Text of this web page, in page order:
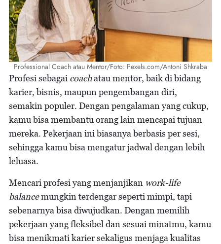
Professional Coach atau Mentor/Foto: Pexels.com/Antoni Shkraba
Profesi sebagai coachatau mentor, baik di bidang
karier, bisnis, maupun pengembangan diri,
semakin populer. Dengan pengalaman yang cukup,
kamu bisa membantu orang lain mencapai tujuan
mereka. Pekerjaan ini biasanya berbasis per sesi,
sehingga kamu bisa mengatur jadwal dengan lebih
leluasa.
Mencari profesi yang menjanjikan work-life
balancemungkin terdengar seperti mimpi, tapi
sebenarnya bisa diwujudkan. Dengan memilih
pekerjaan yang fleksibel dan sesuai minatmu, kamu
bisa menikmati karier sekaligus menjaga kualitas